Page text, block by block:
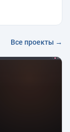
Все проекты →